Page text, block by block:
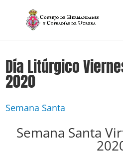
Día Litúrgico
2020
Semana Santa
Semana Santa